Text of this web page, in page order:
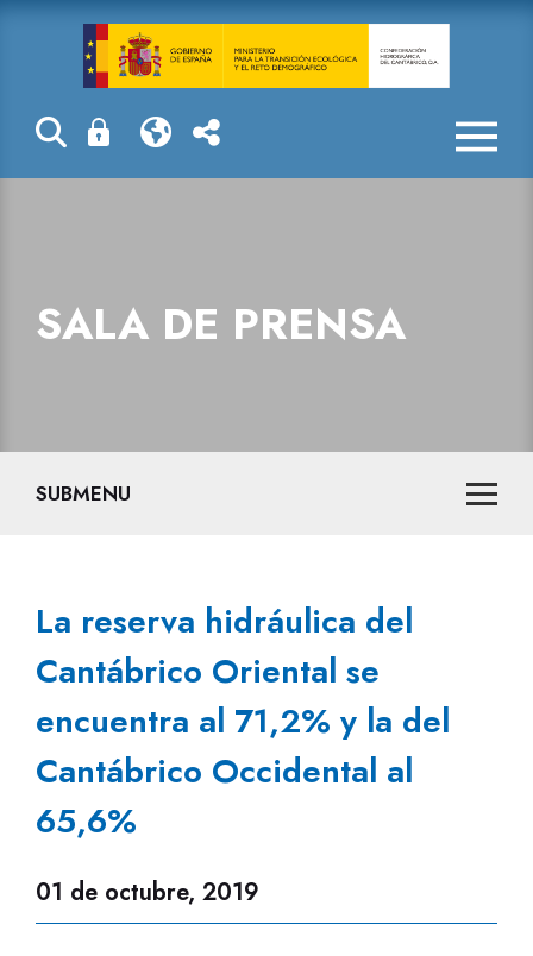
La reserva
SALA DE PRENSA
SUBMENU
La reserva hidráulica del
Cantábrico Oriental se
encuentra al 71,2% y la del
Cantábrico Occidental al
65,6%
01 de octubre, 2019